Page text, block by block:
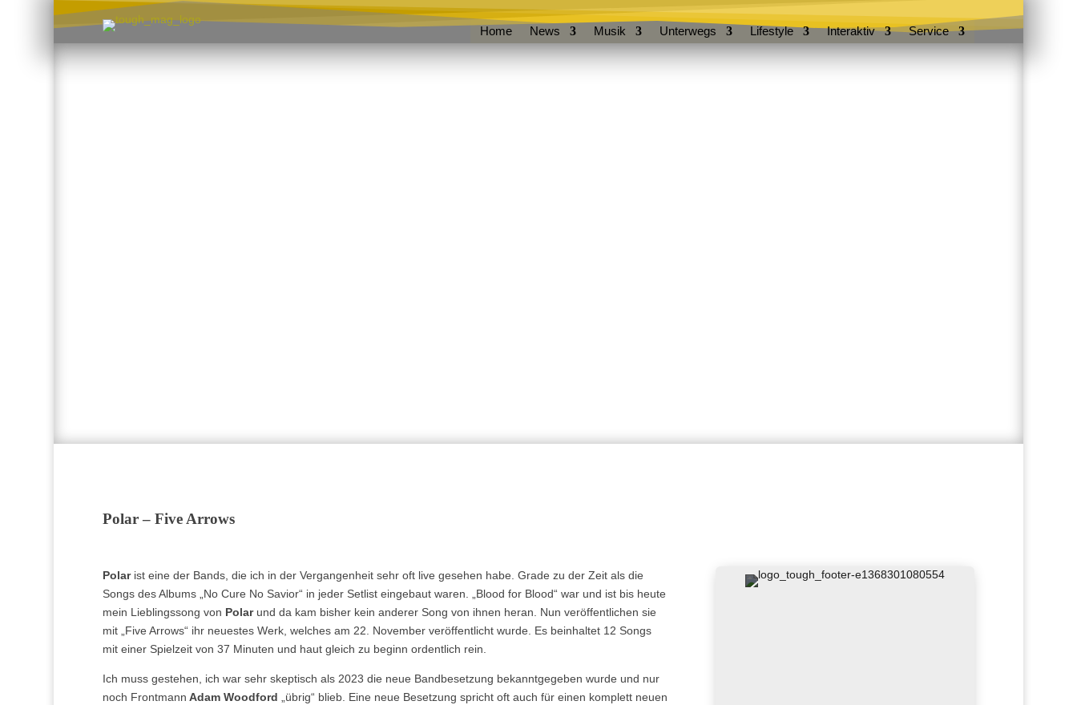
Home News Musik Unterwegs Lifestyle Interaktiv Service
Polar – Five Arrows
Polarist eine der Bands, die ich in der Vergangenheit sehr oft live gesehen habe. Grade zu der Zeit als die
Songs des Albums „No Cure No Savior“ in jeder Setlist eingebaut waren. „Blood for Blood“ war und ist bis heute
mein Lieblingssong von Polarund da kam bisher kein anderer Song von ihnen heran. Nun veröffentlichen sie
mit „Five Arrows“ ihr neuestes Werk, welches am 22. November veröffentlicht wurde. Es beinhaltet 12 Songs
mit einer Spielzeit von 37 Minuten und haut gleich zu beginn ordentlich rein.
Ich muss gestehen, ich war sehr skeptisch als 2023 die neue Bandbesetzung bekanntgegeben wurde und nur
noch Frontmann Adam Woodford
„übrig“ blieb. Eine neue Besetzung spricht oft auch für einen komplett neuen